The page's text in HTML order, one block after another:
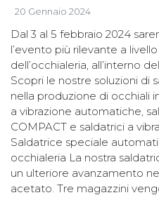
20 Gennaio 2024
Dal 3 al 5 febbraio 2024
l’evento più rilevante a
dell’occhialeria, all’interno
Scopri le nostre soluzioni di
nella produzione di occhiali
a vibrazione automatiche,
COMPACT e saldatrici a
Saldatrice speciale
occhialeria La nostra
un ulteriore avanzamento
acetato. Tre magazzini